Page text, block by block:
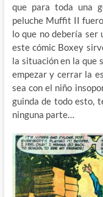
que para toda una
peluche Muffit II
lo que no debería ser
este cómic Boxey
la situación en la que
empezar y cerrar la
sea con el niño
guinda de todo esto,
ninguna parte…